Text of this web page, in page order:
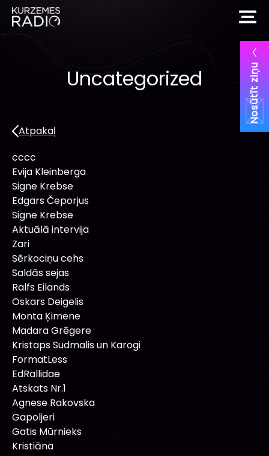
Nosūtīt ziņu
Uncategorized
Atpakaļ
cccc
Evija Kleinberga
Signe Krebse
Edgars Čeporjus
Signe Krebse
Aktuālā intervija
Zari
Sērkociņu cehs
Saldās sejas
Ralfs Eilands
Oskars Deigelis
Monta Ķimene
Madara Grēgere
Kristaps Sudmalis un Karogi
FormatLess
EdRallidae
Atskats Nr.1
Agnese Rakovska
Gapoljeri
Gatis Mūrnieks
Kristiāna